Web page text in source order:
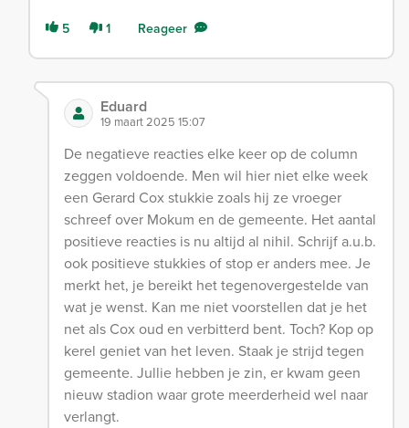
5 1 Reageer
Eduard
19 maart 2025 15:07
De negatieve reacties elke keer op de column
zeggen voldoende. Men wil hier niet elke week
een Gerard Cox stukkie zoals hij ze vroeger
schreef over Mokum en de gemeente. Het aantal
positieve reacties is nu altijd al nihil. Schrijf a.u.b.
ook positieve stukkies of stop er anders mee. Je
merkt het, je bereikt het tegenovergestelde van
wat je wenst. Kan me niet voorstellen dat je het
net als Cox oud en verbitterd bent. Toch? Kop op
kerel geniet van het leven. Staak je strijd tegen
gemeente. Jullie hebben je zin, er kwam geen
nieuw stadion waar grote meerderheid wel naar
verlangt.